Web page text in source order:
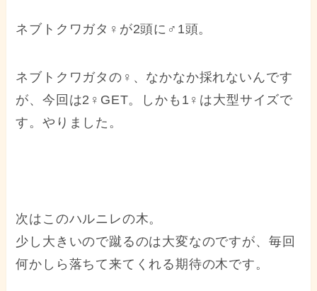
ネブトクワガタ♀が2頭に♂1頭。
ネブトクワガタの♀、なかなか採れないんです
が、今回は2♀GET。しかも1♀は大型サイズで
す。やりました。
次はこのハルニレの木。
少し大きいので蹴るのは大変なのですが、毎回
何かしら落ちて来てくれる期待の木です。